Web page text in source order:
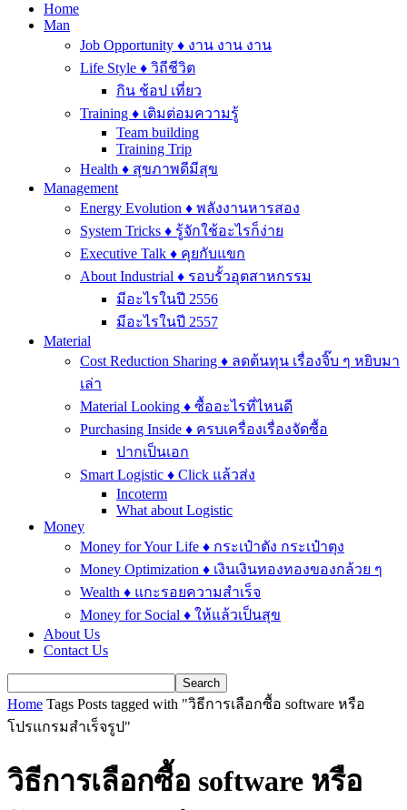
Home
Man
Job Opportunity ♦ งาน งาน งาน
Life Style ♦ วิถีชีวิต
กิน ช้อป เที่ยว
Training ♦ เติมต่อมความรู้
Team building
Training Trip
Health ♦ สุขภาพดีมีสุข
Management
Energy Evolution ♦ พลังงานหารสอง
System Tricks ♦ รู้จักใช้อะไรก็ง่าย
Executive Talk ♦ คุยกับแขก
About Industrial ♦ รอบรั้วอุตสาหกรรม
มีอะไรในปี 2556
มีอะไรในปี 2557
Material
Cost Reduction Sharing ♦ ลดต้นทุน เรื่องจิ๊บ ๆ หยิบมา
เล่า
Material Looking ♦ ซื้ออะไรที่ไหนดี
Purchasing Inside ♦ ครบเครื่องเรื่องจัดซื้อ
ปากเป็นเอก
Smart Logistic ♦ Click แล้วส่ง
Incoterm
What about Logistic
Money
Money for Your Life ♦ กระเป๋าตัง กระเป๋าตุง
Money Optimization ♦ เงินเงินทองทองของกล้วย ๆ
Wealth ♦ แกะรอยความสำเร็จ
Money for Social ♦ ให้แล้วเป็นสุข
About Us
Contact Us
Home Tags Posts tagged with "วิธีการเลือกซื้อ software หรือ
โปรแกรมสำเร็จรูป"
วิธีการเลือกซื้อ software หรือ